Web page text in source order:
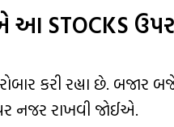
આ STOCKS
કરી રહ્યા છે. બજાર
નજર રાખવી જોઈએ.